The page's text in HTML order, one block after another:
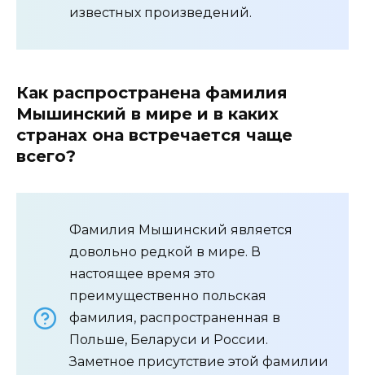
известных произведений.
Как распространена фамилия
Мышинский в мире и в каких
странах она встречается чаще
всего?
Фамилия Мышинский является
довольно редкой в мире. В
настоящее время это
преимущественно польская
фамилия, распространенная в
Польше, Беларуси и России.
Заметное присутствие этой фамилии